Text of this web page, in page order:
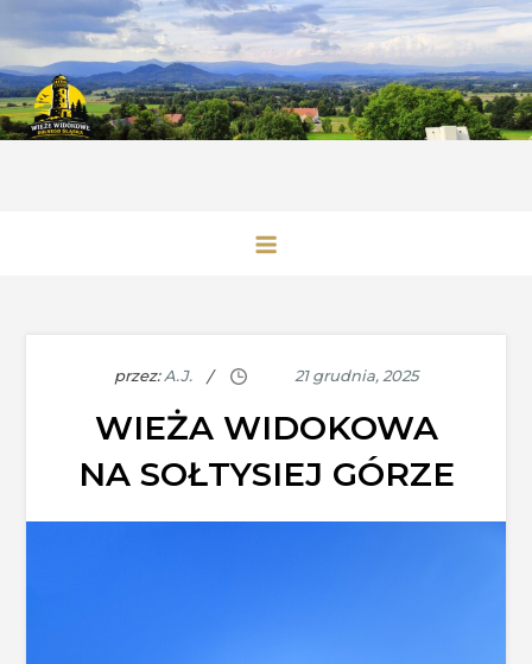
to
content
przez:A.J.
WIEŻA WIDOKOWA
NA SOŁTYSIEJ GÓRZE